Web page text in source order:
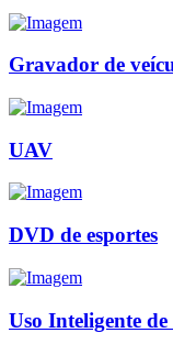
Gravador de
UAV
DVD de esportes
Uso Inteligente